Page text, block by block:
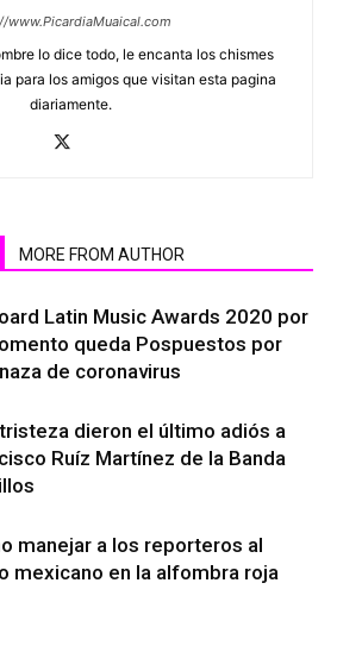
www.PicardiaMuaical.com
lo dice todo, le encanta los chismes
para los amigos que visitan esta pagina
diariamente.
MORE FROM AUTHOR
Latin Music Awards 2020 por
queda Pospuestos por
de coronavirus
dieron el último adiós a
Ruíz Martínez de la Banda
manejar a los reporteros al
mexicano en la alfombra roja